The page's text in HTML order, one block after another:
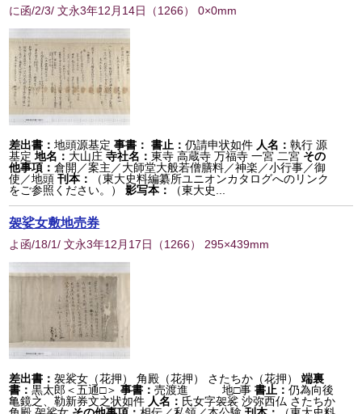
に函/2/3/ 文永3年12月14日 （1266） 0×0mm
差出書：地頭源基定 事書： 書止：仍請申状如件 人名：執行 源
基定 地名： 大山庄 寺社名：東寺 高蔵寺 万福寺 一宮 二宮 その
他事項：倉開／案主／大師堂大般若僧膳料／神楽／小行事／御
使／地頭 刊本：
（東大史料編纂所ユニオンカタログへのリンク
をご参照ください。）
影写本： （東大史...
袈娑女敷地売券
よ函/18/1/ 文永3年12月17日 （1266） 295×439mm
差出書：袈裟女（花押） 角殿（花押） さたちか（花押）
端裏
書：黒太郎＜五通□＞ 事書：売渡進 地□事 書止：仍為向後
亀鏡之、勒新券文之状如件 人名： 氏女字袈裟 沙弥西仏 さたちか